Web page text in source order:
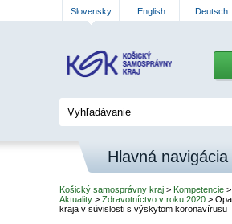
Slovensky English Deutsch
Hlavná navigácia
Košický samosprávny kraj > Kompetencie >
Aktuality > Zdravotníctvo v roku 2020 >
kraja v súvislosti s výskytom koronavírusu